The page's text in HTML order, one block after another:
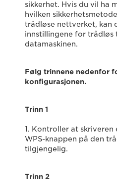
sikkerhet. Hvis du vil ha
hvilken
trådløse nettverket, kan
innstillingene for trådløs
datamaskinen.
Følg trinnene nedenfor
konfigurasjonen.
Trinn 1
1. Kontroller at skriveren
WPS-knappen på den
tilgjengelig.
Trinn 2